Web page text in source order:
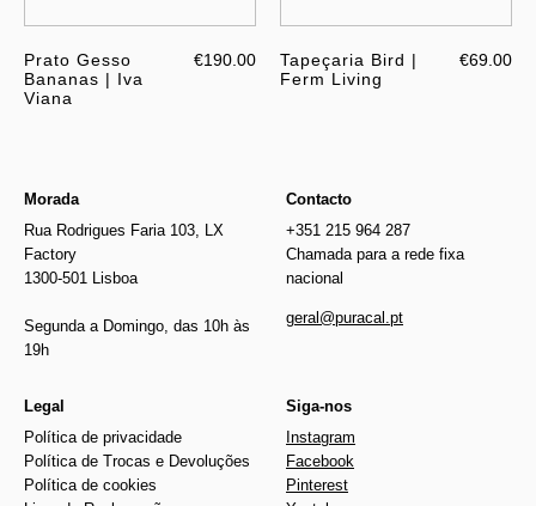
Prato Gesso
Bananas | Iva
Viana
€190.00
Tapeçaria Bird |
Ferm Living
€69.00
Morada
Rua Rodrigues Faria 103, LX
Factory
1300-501 Lisboa
Segunda a Domingo, das 10h às
19h
Contacto
+351 215 964 287
Chamada para a rede fixa
nacional
geral@puracal.pt
Legal
Política de privacidade
Política de Trocas e Devoluções
Política de cookies
Siga-nos
Instagram
Facebook
Pinterest